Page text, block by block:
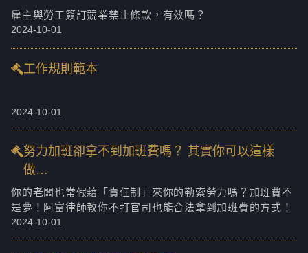
雇主與勞工簽訂競業禁止條款，有效嗎？
2024-10-01
工作規則範本
2024-10-01
努力加班卻拿不到加班費嗎？ 其實你可以這樣
做…
你的老闆也常假藉「責任制」來你的勒索勞力嗎？加班費不
是夢！阿富律師教你不打官司也能合法拿到加班費的方式！
2024-10-01